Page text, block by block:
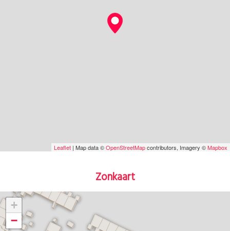
Leaflet | Map data ©OpenStreetMapcontributors, Imagery ©Mapbox
Zonkaart
+
−